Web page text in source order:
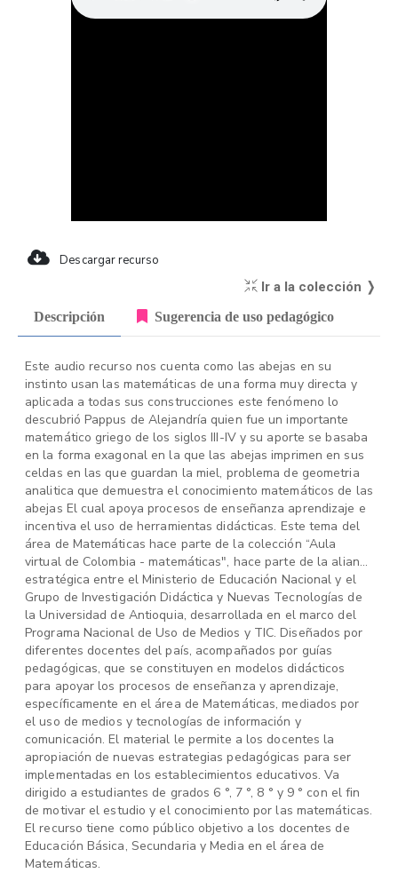
Descargar recurso
Ir a la colección ❭
Descripción Sugerencia de uso pedagógico
Este audio recurso nos cuenta como las abejas en su
instinto usan las matemáticas de una forma muy directa y
aplicada a todas sus construcciones este fenómeno lo
descubrió Pappus de Alejandría quien fue un importante
matemático griego de los siglos III-IV y su aporte se basaba
en la forma exagonal en la que las abejas imprimen en sus
celdas en las que guardan la miel, problema de geometria
analitica que demuestra el conocimiento matemáticos de las
abejas El cual apoya procesos de enseñanza aprendizaje e
incentiva el uso de herramientas didácticas. Este tema del
área de Matemáticas hace parte de la colección “Aula
virtual de Colombia - matemáticas", hace parte de la alianza
estratégica entre el Ministerio de Educación Nacional y el
Grupo de Investigación Didáctica y Nuevas Tecnologías de
la Universidad de Antioquia, desarrollada en el marco del
Programa Nacional de Uso de Medios y TIC. Diseñados por
diferentes docentes del país, acompañados por guías
pedagógicas, que se constituyen en modelos didácticos
para apoyar los procesos de enseñanza y aprendizaje,
específicamente en el área de Matemáticas, mediados por
el uso de medios y tecnologías de información y
comunicación. El material le permite a los docentes la
apropiación de nuevas estrategias pedagógicas para ser
implementadas en los establecimientos educativos. Va
dirigido a estudiantes de grados 6 °, 7 °, 8 ° y 9 ° con el fin
de motivar el estudio y el conocimiento por las matemáticas.
El recurso tiene como público objetivo a los docentes de
Educación Básica, Secundaria y Media en el área de
Matemáticas.